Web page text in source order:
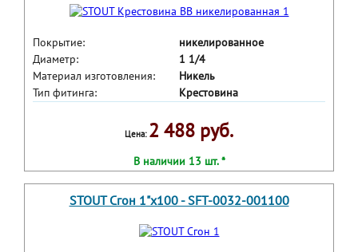
Покрытие:
никелированное
Диаметр:
1 1/4
Материал изготовления:
Никель
Тип фитинга:
Крестовина
Цена: 2 488 руб.
В наличии 13 шт. *
STOUT Сгон 1"x100 - SFT-0032-001100